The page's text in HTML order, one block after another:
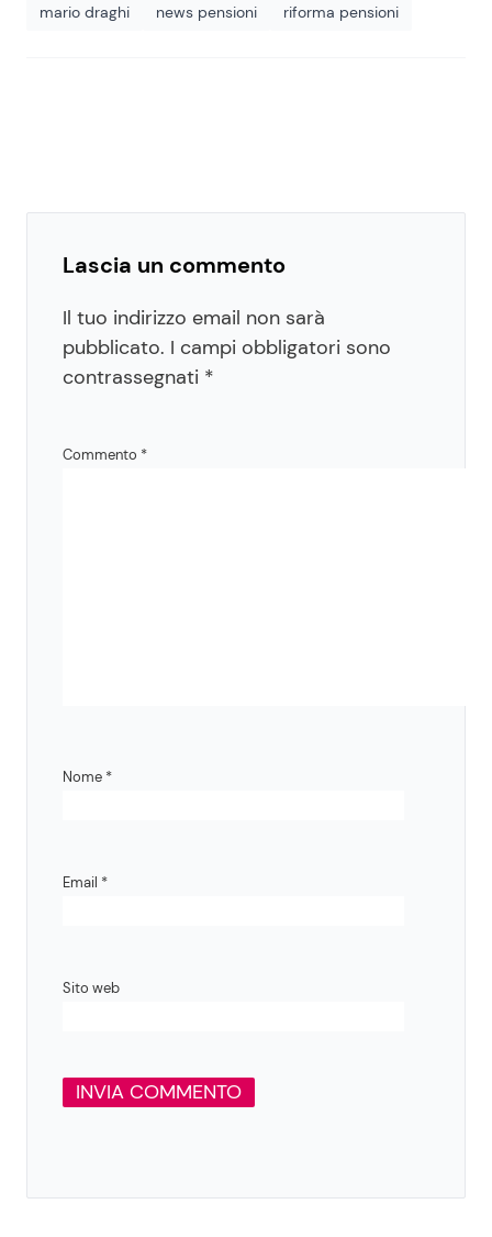
mario draghi news pensioni riforma pensioni
Lascia un commento
Il tuo indirizzo email non sarà
pubblicato. I campi obbligatori sono
contrassegnati *
Commento *
Nome *
Email *
Sito web